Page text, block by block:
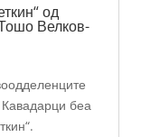
од
Велков-
беа